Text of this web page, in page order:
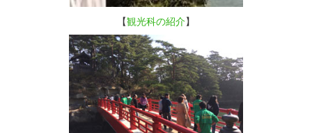
【観光科の紹介】